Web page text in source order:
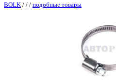
BOLK / / / подобные товары